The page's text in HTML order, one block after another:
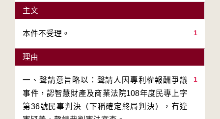
主文
1
本件不受理。
理由
1
一、聲請意旨略以：聲請人因專利權報酬爭議
事件，認智慧財產及商業法院108年度民專上字
第36號民事判決（下稱確定終局判決），有違